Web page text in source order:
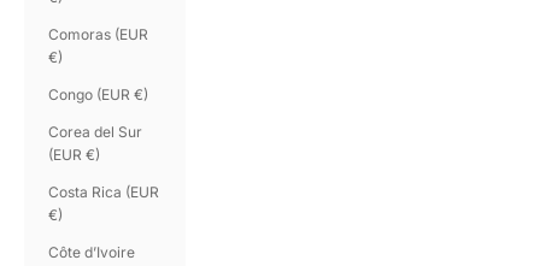
Comoras (EUR
€)
Congo (EUR €)
Corea del Sur
(EUR €)
Costa Rica (EUR
€)
Côte d’Ivoire